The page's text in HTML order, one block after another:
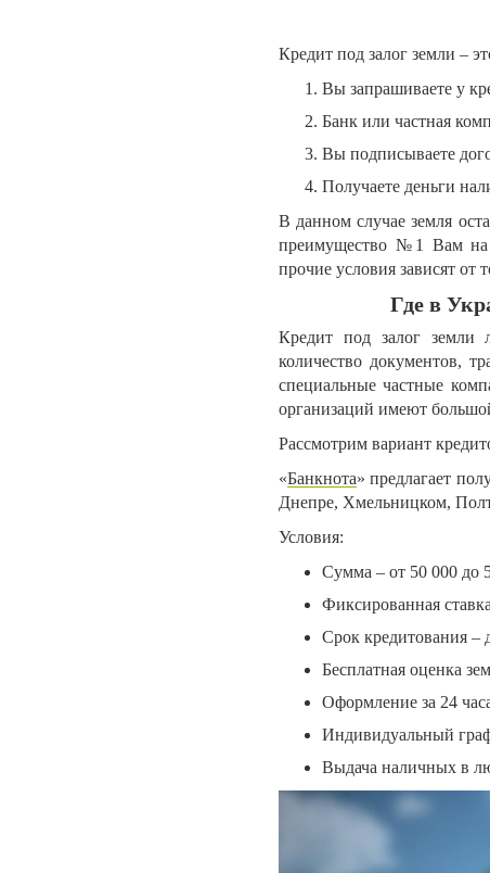
Кредит под залог земли –
Вы запрашиваете у
Банк или частная
Вы подписываете
Получаете деньги
В данном случае земля
преимущество №1 Вам на
прочие условия зависят от
Где в
Кредит под залог земли
количество документов,
специальные частные
организаций имеют
Рассмотрим вариант
«Банкнота» предлагает
Днепре, Хмельницком,
Условия:
Сумма – от 50 000 до
Фиксированная
Срок кредитования –
Бесплатная оценка
Оформление за 24
Индивидуальный
Выдача наличных в